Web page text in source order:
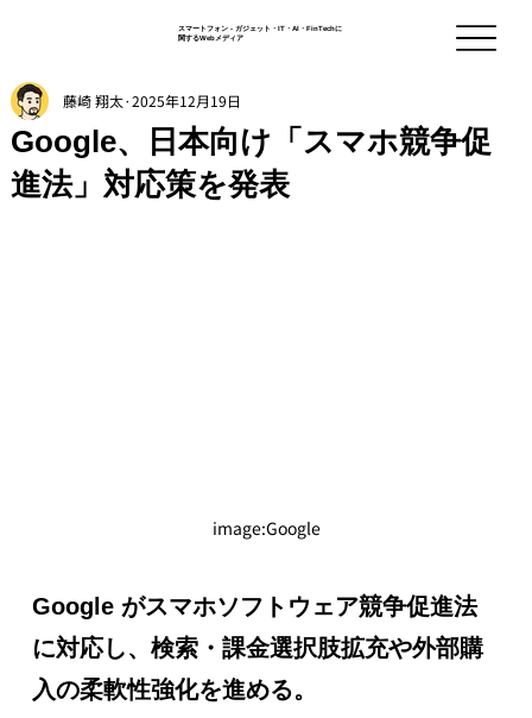
スマートフォン - ガジェット・IT・AI・FinTechに
関するWebメディア
Google、日本向け「スマホ競争促
進法」対応策を発表
藤崎 翔太 2025年12月19日
image:Google
Google がスマホソフトウェア競争促進法
に対応し、検索・課金選択肢拡充や外部購
入の柔軟性強化を進める。